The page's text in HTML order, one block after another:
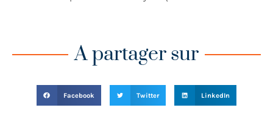
A partager sur
Facebook Twitter LinkedIn